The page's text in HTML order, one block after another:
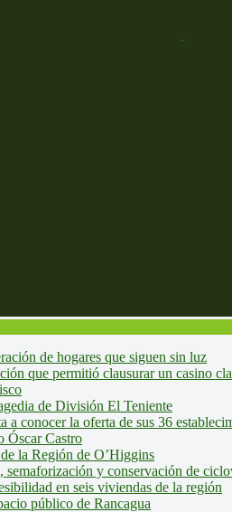
de hogares que siguen sin luz
que permitió clausurar un casino
de División El Teniente
conocer la oferta de sus 36
Óscar Castro
la Región de O’Higgins
semaforización y conservación de
en seis viviendas de la región
público de Rancagua